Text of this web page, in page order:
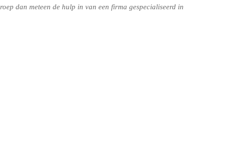
dan meteen de hulp in van een firma gespecialiseerd in